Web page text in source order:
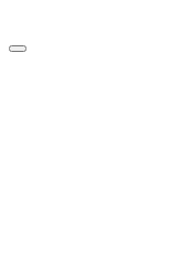
Scroll